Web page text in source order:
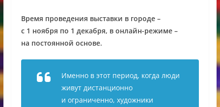
Время проведения выставки в городе –
с 1 ноября по 1 декабря, в онлайн-режиме –
на постоянной основе.
Именно в этот период, когда люди
живут дистанционно
и ограниченно, художники